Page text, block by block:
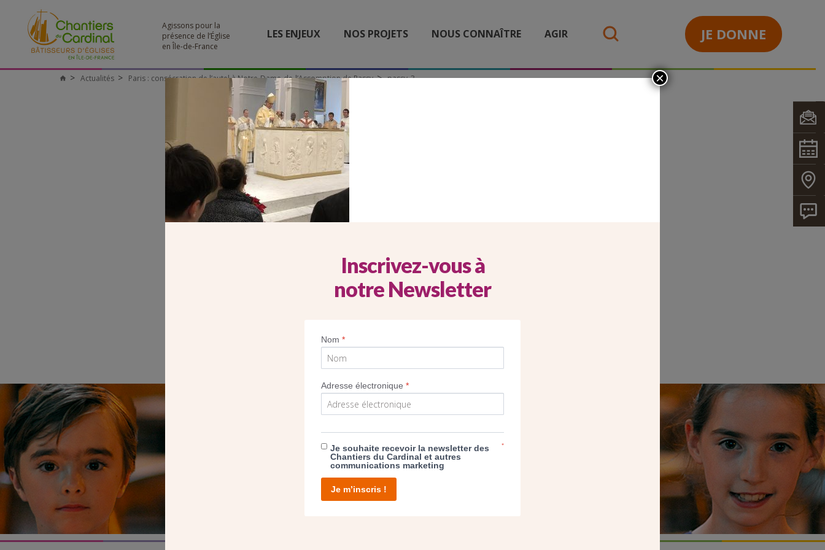
Agissons pour la
présence de l’Église
en Île-de-France
LES ENJEUX NOS PROJETS NOUS CONNAÎTRE AGIR JE DONNE
Chantiers
Actualités Paris : consécration de l’autel à Notre-Dame-de-l’Assomption de Passy passy_3
SEUL VOTRE DON
NOUS PERMET D’AGIR
Inscrivez-vous à
notre Newsletter
Nom*
Adresse électronique*
Je souhaite recevoir la newsletter des
Chantiers du Cardinal et autres
communications marketing
*
Je m’inscris !
×